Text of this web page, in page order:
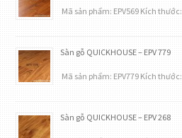
Mã sản phẩm: EPV569 Kích
Sàn gỗ QUICKHOUSE – EPV 779
Mã sản phẩm: EPV779 Kích
Sàn gỗ QUICKHOUSE – EPV 268